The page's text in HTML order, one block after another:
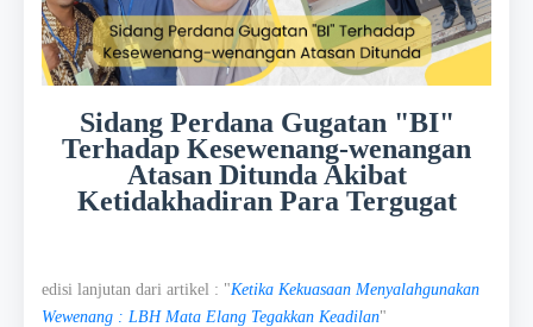
Sidang Perdana Gugatan "BI"
Terhadap Kesewenang-wenangan
Atasan Ditunda Akibat
Ketidakhadiran Para Tergugat
edisi lanjutan dari artikel : "Ketika Kekuasaan Menyalahgunakan
Wewenang : LBH Mata Elang Tegakkan Keadilan"